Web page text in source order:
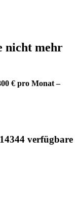
nicht mehr
€ pro Monat –
verfügbare